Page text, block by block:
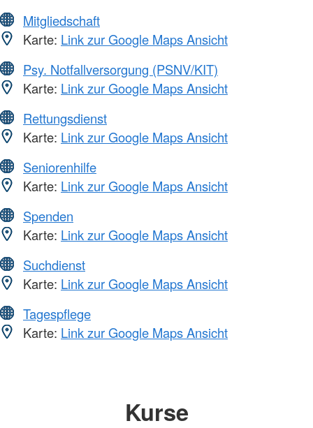
Mitgliedschaft
Karte: Link zur Google Maps Ansicht
Psy. Notfallversorgung (PSNV/KIT)
Karte: Link zur Google Maps Ansicht
Rettungsdienst
Karte: Link zur Google Maps Ansicht
Seniorenhilfe
Karte: Link zur Google Maps Ansicht
Spenden
Karte: Link zur Google Maps Ansicht
Suchdienst
Karte: Link zur Google Maps Ansicht
Tagespflege
Karte: Link zur Google Maps Ansicht
Kurse